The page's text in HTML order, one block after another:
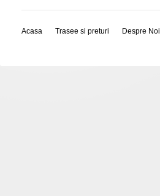
Acasa Trasee si preturi Despre Noi